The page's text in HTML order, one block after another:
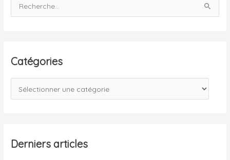
e
e
h
Catégories
a
g
Derniers articles